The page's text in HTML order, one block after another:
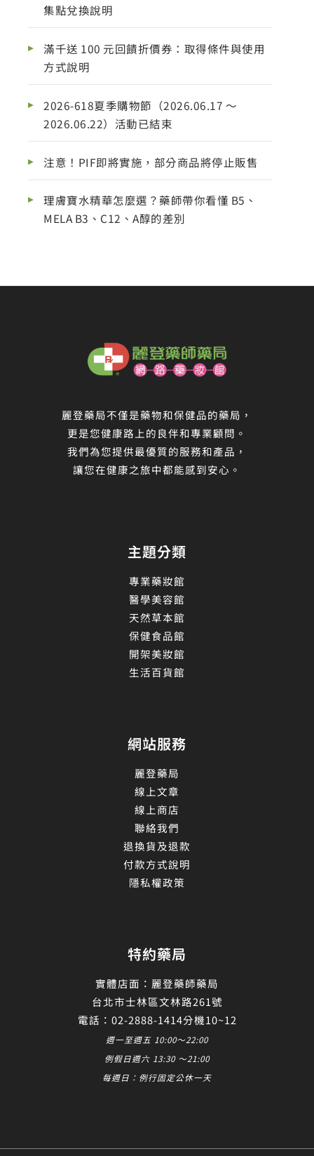
集點兌換說明
滿千送 100 元回饋折價券：取得條件與使用
方式說明
2026-618夏季購物節（2026.06.17 ～
2026.06.22）活動已結束
注意！PIF即將實施，部分商品將停止販售
理膚寶水精華怎麼選？藥師帶你看懂 B5、
MELA B3、C12、A醇的差別
麗登藥局不僅是藥物和保健品的藥局，
更是您健康路上的良伴和專業顧問。
我們為您提供最優質的服務和產品，
讓您在健康之旅中都能感到安心。
主題分類
專業藥妝館
醫學美容館
天然草本館
保健食品館
開架美妝館
生活百貨館
網站服務
麗登藥局
線上文章
線上商店
聯絡我們
退換貨及退款
付款方式說明
隱私權政策
特約藥局
實體店面：麗登藥師藥局
台北市士林區文林路261號
電話：02-2888-1414分機10~12
週一至週五 10:00～22:00
例假日週六 13:30 ～21:00
每週日：例行固定公休一天